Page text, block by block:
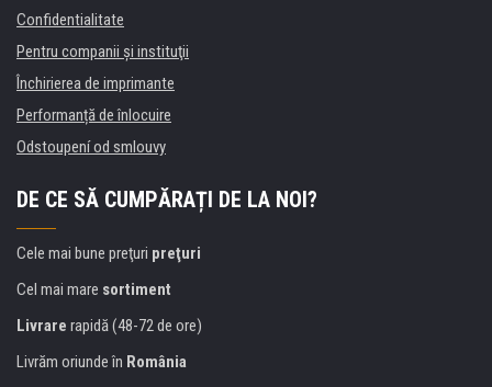
Confidentialitate
Pentru companii și instituţii
Închirierea de imprimante
Performanță de înlocuire
Odstoupení od smlouvy
DE CE SĂ CUMPĂRAȚI DE LA NOI?
Cele mai bune preţuri preţuri
Cel mai mare sortiment
Livrare rapidă (48-72 de ore)
Livrăm oriunde în România